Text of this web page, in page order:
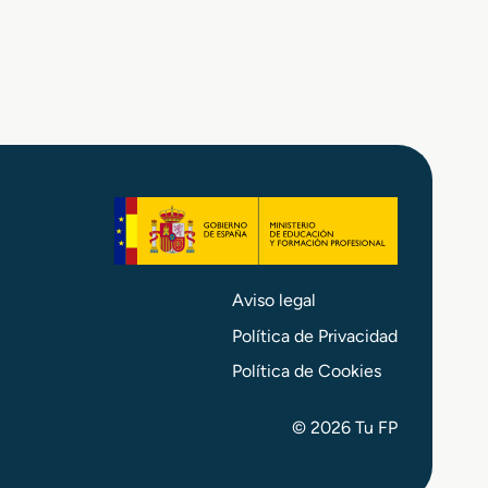
Aviso legal
Política de Privacidad
Política de Cookies
© 2026 Tu FP